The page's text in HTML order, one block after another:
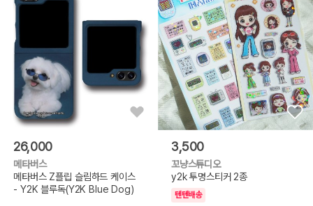
26,000
메타버스
메타버스 Z플립 슬림하드 케이스
- Y2K 블루독(Y2K Blue Dog)
3,500
꼬냥스튜디오
y2k 투명스티커 2종
텐텐배송